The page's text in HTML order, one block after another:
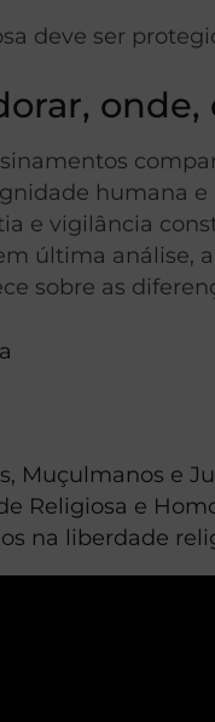
deve ser
humana e
e vigilância
última análise,
sobre as
Muçulmanos e
Religiosa e
na liberdade